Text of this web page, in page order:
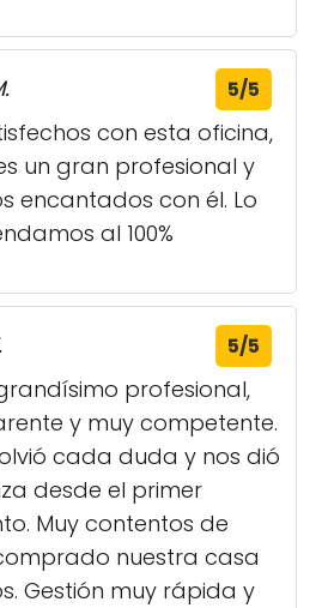
5/5
con esta oficina,
un gran profesional y
encantados con él. Lo
al 100%
5/5
profesional,
y muy competente.
cada duda y nos dió
desde el primer
Muy contentos de
nuestra casa
Gestión muy rápida y